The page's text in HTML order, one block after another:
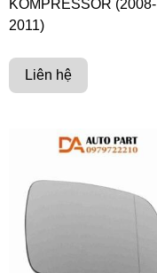
KOMPRESSOR (2008-
2011)
Liên hệ